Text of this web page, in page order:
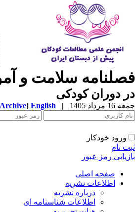
سلامت و
دوران کودکی
مرداد 1405 |
English
[Archive]
ورود خودکار
نام
رمز عبور
صفحه اصلی
اطلاعات نشریه
درباره نشریه
اطلاعات شناسنامه ای